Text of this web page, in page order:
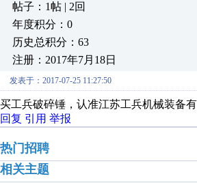
帖子：1帖 | 2回
年度积分：0
历史总积分：63
注册：2017年7月18日
发表于：2017-07-25 11:27:50
买工兵破碎锤，认准江苏工兵机械装备
回复 引用 举报
热门招聘
相关主题